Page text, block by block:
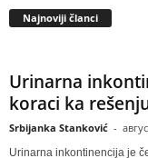
Najnoviji članci
Urinarna
koraci ka
Srbijanka Stanković -
Urinarna inkontinencija je